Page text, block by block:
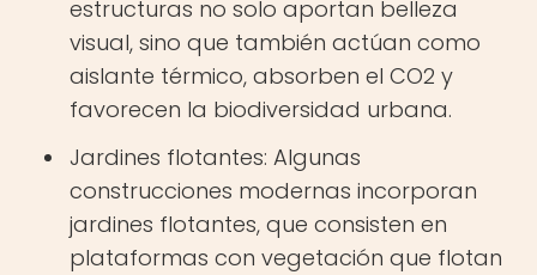
estructuras no solo aportan belleza
visual, sino que también actúan como
aislante térmico, absorben el CO2 y
favorecen la biodiversidad urbana.
Jardines flotantes: Algunas
construcciones modernas incorporan
jardines flotantes, que consisten en
plataformas con vegetación que flotan